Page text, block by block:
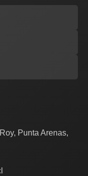
Punta Arenas,